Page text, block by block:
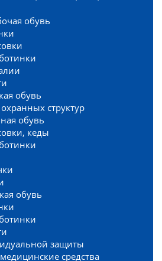
обувь
обувь
структур
обувь
кеды
обувь
защиты
средства